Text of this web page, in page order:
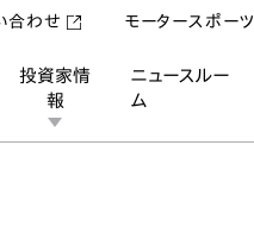
投資家情
報
ニュースルー
ム
合わせ モータースポーツ